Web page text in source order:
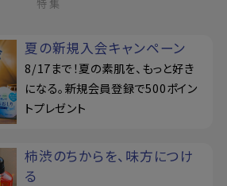
特集
夏の新規入会キャンペーン
8/17まで！夏の素肌を、もっと好き
になる。新規会員登録で500ポイン
トプレゼント
柿渋のちからを、味方につけ
る